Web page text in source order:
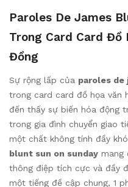
Paroles De James
Trong Card Card Đồ
Đồng
Sự rộng lấp của paroles de
trong card card đồ họa văn
đến thấy sự biến hóa động
trong gia đình chuyển giao
một chất không tính đầy
blunt sun on sunday mang
thông điệp tích cực và đầy
một tiếng đề cập chung, 1